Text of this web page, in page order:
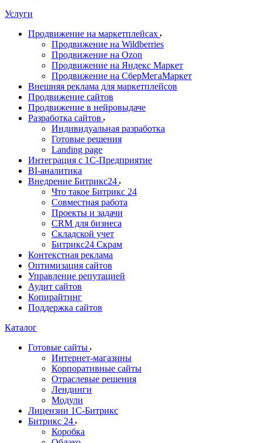
Услуги
Продвижение на маркетплейсах
Продвижение на Wildberries
Продвижение на Ozon
Продвижение на Яндекс Маркет
Продвижение на СберМегаМаркет
Внешняя реклама для маркетплейсов
Продвижение сайтов
Продвижение в нейровыдаче
Разработка сайтов
Индивидуальная разработка
Готовые решения
Landing page
Интеграция с 1С-Предприятие
BI-аналитика
Внедрение Битрикс24
Что такое Битрикс 24
Совместная работа
Проекты и задачи
СRМ для бизнеса
Складской учет
Битрикс24 Скрам
Контекстная реклама
Оптимизация сайтов
Управление репутацией
Аудит сайтов
Копирайтинг
Поддержка сайтов
Каталог
Готовые сайты
Интернет-магазины
Корпоративные сайты
Отраслевые решения
Лендинги
Модули
Лицензии 1С-Битрикс
Битрикс 24
Коробка